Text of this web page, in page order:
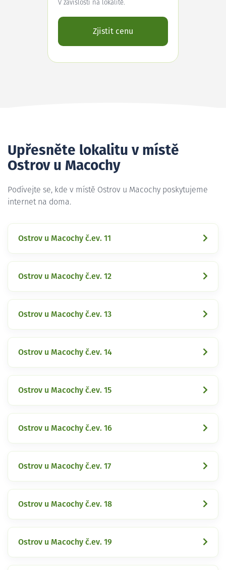
V závislosti na lokalitě.
Zjistit cenu
Upřesněte lokalitu v místě
Ostrov u Macochy
Podívejte se, kde v místě Ostrov u Macochy poskytujeme
internet na doma.
Ostrov u Macochy č.ev. 11
Ostrov u Macochy č.ev. 12
Ostrov u Macochy č.ev. 13
Ostrov u Macochy č.ev. 14
Ostrov u Macochy č.ev. 15
Ostrov u Macochy č.ev. 16
Ostrov u Macochy č.ev. 17
Ostrov u Macochy č.ev. 18
Ostrov u Macochy č.ev. 19